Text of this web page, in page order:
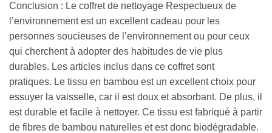
Conclusion : Le coffret de nettoyage Respectueux de
l’environnement est un excellent cadeau pour les
personnes soucieuses de l’environnement ou pour ceux
qui cherchent à adopter des habitudes de vie plus
durables. Les articles inclus dans ce coffret sont
pratiques. Le tissu en bambou est un excellent choix pour
essuyer la vaisselle, car il est doux et absorbant. De plus, il
est durable et facile à nettoyer. Ce tissu est fabriqué à partir
de fibres de bambou naturelles et est donc biodégradable.